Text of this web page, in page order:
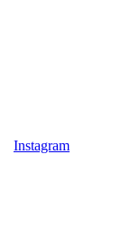
Instagram